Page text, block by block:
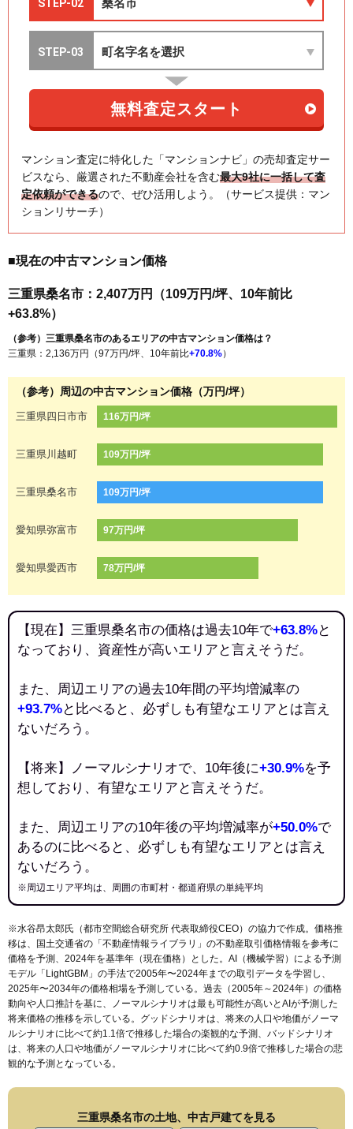
マンション査定に特化した「マンションナビ」の売却査定サー
ビスなら、厳選された不動産会社を含む最大9社に一括して査
定依頼ができるので、ぜひ活用しよう。（サービス提供：マン
ションリサーチ）
■現在の中古マンション価格
三重県桑名市：2,407万円（109万円/坪、10年前比
+63.8%）
（参考）三重県桑名市のあるエリアの中古マンション価格は？
三重県：2,136万円（97万円/坪、10年前比+70.8%）
（参考）周辺の中古マンション価格（万円/坪）
三重県四日市市 116万円/坪
三重県川越町 109万円/坪
三重県桑名市 109万円/坪
愛知県弥富市 97万円/坪
愛知県愛西市 78万円/坪
【現在】三重県桑名市の価格は過去10年で+63.8%と
なっており、資産性が高いエリアと言えそうだ。
また、周辺エリアの過去10年間の平均増減率の
+93.7%と比べると、必ずしも有望なエリアとは言え
ないだろう。
【将来】ノーマルシナリオで、10年後に+30.9%を予
想しており、有望なエリアと言えそうだ。
また、周辺エリアの10年後の平均増減率が+50.0%で
あるのに比べると、必ずしも有望なエリアとは言え
ないだろう。
※周辺エリア平均は、周囲の市町村・都道府県の単純平均
※水谷昂太郎氏（都市空間総合研究所 代表取締役CEO）の協力で作成。価格推
移は、国土交通省の「 不動産情報ライブラリ 」の不動産取引価格情報を参考に
価格を予測、2024年を基準年（現在価格）とした。AI（機械学習）による予測
モデル「LightGBM」の手法で2005年〜2024年までの取引データを学習し、
2025年〜2034年の価格相場を予測している。過去（2005年～2024年）の価格
動向や人口推計を基に、ノーマルシナリオは最も可能性が高いとAIが予測した
将来価格の推移を示している。グッドシナリオは、将来の人口や地価がノーマ
ルシナリオに比べて約1.1倍で推移した場合の楽観的な予測、バッドシナリオ
は、将来の人口や地価がノーマルシナリオに比べて約0.9倍で推移した場合の悲
観的な予測となっている。
三重県桑名市の土地、中古戸建てを見る